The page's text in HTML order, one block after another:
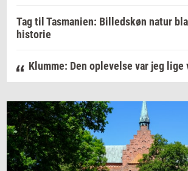
Tag til Tasmanien: Billedskøn natur
historie
Klumme: Den oplevelse var jeg lige